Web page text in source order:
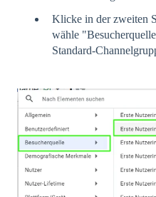
Klicke in der zweiten
wähle
Standard-